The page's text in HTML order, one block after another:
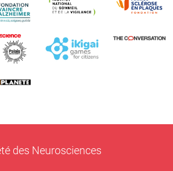
des Neurosciences